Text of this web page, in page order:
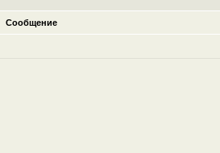
Сообщение